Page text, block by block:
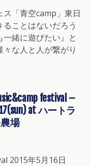
「青空camp」東日
ことはないだろう
緒に遊びたい』と
な人と人が繋がり
festival –
at ハートラ
場
2015年5月16日